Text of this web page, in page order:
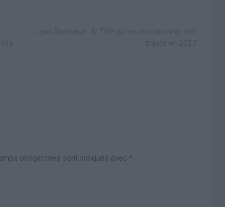
obligatoires sont indiqués avec *